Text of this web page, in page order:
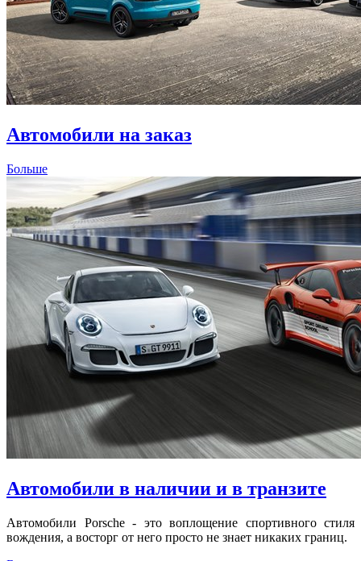
Автомобили на заказ
Больше
Автомобили в наличии и в транзите
Автомобили Porsche - это воплощение спортивного стиля
вождения, а восторг от него просто не знает никаких границ.